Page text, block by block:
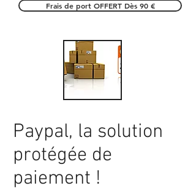
Frais de port OFFERT Dès 90 €
Paypal, la solution
protégée de
paiement !